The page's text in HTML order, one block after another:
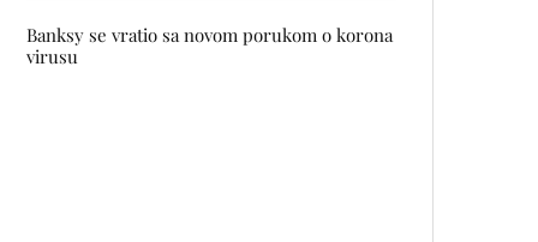
Banksy se vratio sa novom porukom o korona
virusu